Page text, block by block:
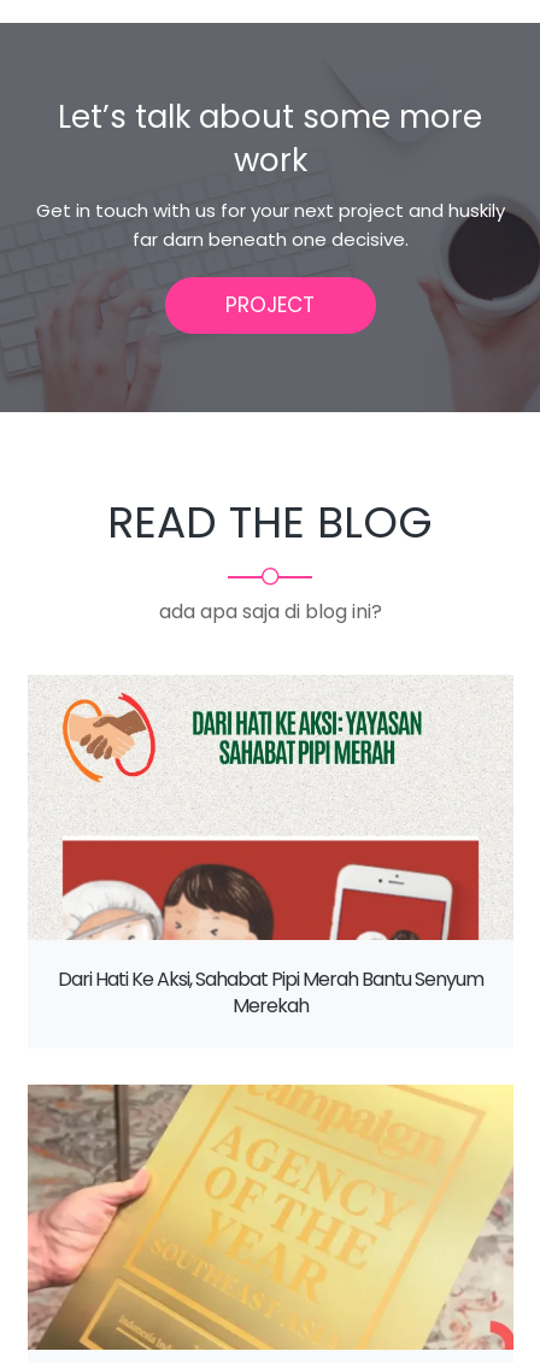
Let’s talk about some more
work
Get in touch with us for your next project and huskily
far darn beneath one decisive.
PROJECT
READ THE BLOG
ada apa saja di blog ini?
Dari Hati Ke Aksi, Sahabat Pipi Merah Bantu Senyum
Merekah